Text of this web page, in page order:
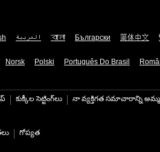
العربية বাংলা Български 简体中文
Norsk Polski Português Do Brasil
కుక్కీల సెట్టింగ్‌లు నా వ్యక్తిగత సమాచారాన్ని
గోప్యత